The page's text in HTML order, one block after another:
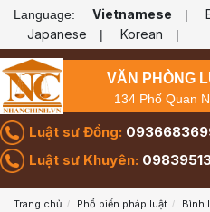
Language: Vietnamese |
Japanese | Korean |
VĂN PHÒNG
134 Phố Quan
Luật sư Đồng:
Luật sư Khuyên:
Trang chủ Phổ biến pháp luật Bình